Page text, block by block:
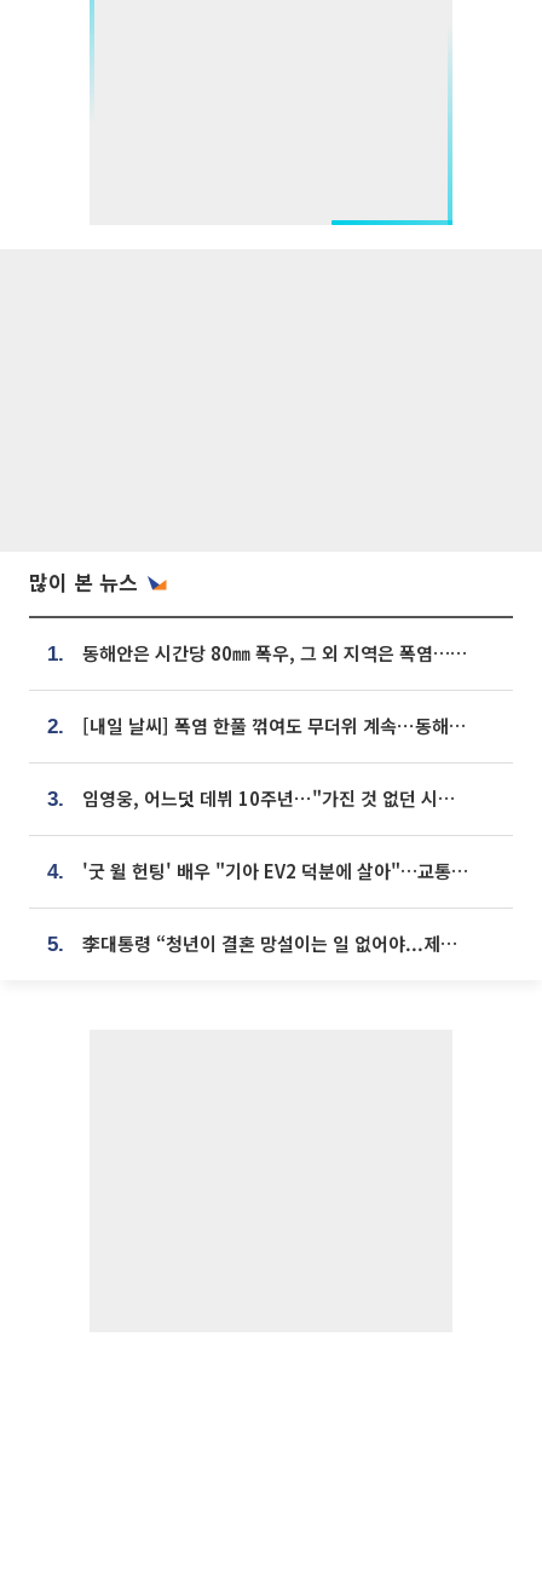
많이 본 뉴스
1. 동해안은 시간당 80㎜ 폭우, 그 외 지역은 폭염…‘극과 극 날씨’
2. [내일 날씨] 폭염 한풀 꺾여도 무더위 계속⋯동해안 이틀 연속 비
3. 임영웅, 어느덧 데뷔 10주년⋯"가진 것 없던 시절, 내 앞엔 20명의 팬뿐"
4. '굿 윌 헌팅' 배우 "기아 EV2 덕분에 살아"…교통사고 후 안전성 극찬
5. 李대통령 “청년이 결혼 망설이는 일 없어야...제도상 불이익 조사”